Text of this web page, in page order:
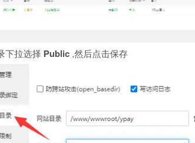
下拉选择 Public ,然后点击保存